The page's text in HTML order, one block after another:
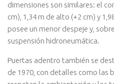
dimensiones son similares: el
cm), 1,34 m de alto (+2 cm) y
posee un menor despeje y,
suspensión hidroneumática.
Puertas adentro también se
de 1970, con detalles como las